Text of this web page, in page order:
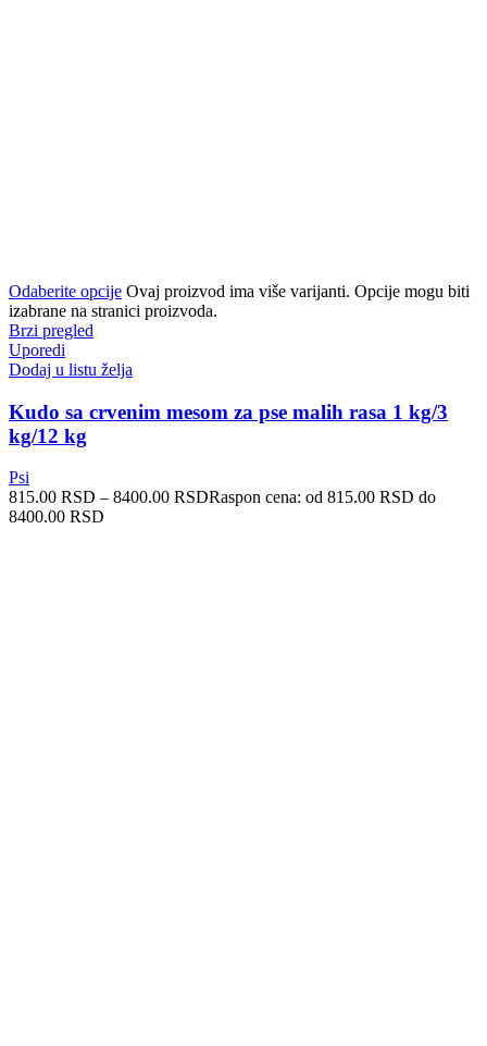
Odaberite opcije Ovaj proizvod ima više varijanti. Opcije mogu biti
izabrane na stranici proizvoda.
Brzi pregled
Uporedi
Dodaj u listu želja
Kudo sa crvenim mesom za pse malih rasa 1 kg/3
kg/12 kg
Psi
815.00 RSD – 8400.00 RSDRaspon cena: od 815.00 RSD do
8400.00 RSD